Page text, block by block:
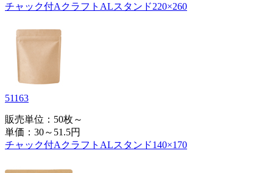
チャック付AクラフトALスタンド220×260
51163
販売単位：50枚～
単価： 30～51.5円
チャック付AクラフトALスタンド140×170